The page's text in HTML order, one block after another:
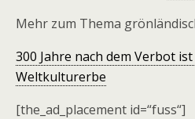
Mehr zum Thema
300 Jahre nach dem Verbot
Weltkulturerbe
[the_ad_placement id=“fuss“]